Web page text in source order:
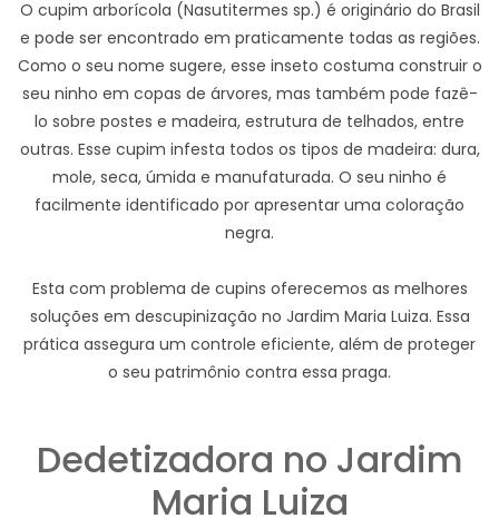
O cupim arborícola (Nasutitermes sp.) é originário do Brasil
e pode ser encontrado em praticamente todas as regiões.
Como o seu nome sugere, esse inseto costuma construir o
seu ninho em copas de árvores, mas também pode fazê-
lo sobre postes e madeira, estrutura de telhados, entre
outras. Esse cupim infesta todos os tipos de madeira: dura,
mole, seca, úmida e manufaturada. O seu ninho é
facilmente identificado por apresentar uma coloração
negra.
Esta com problema de cupins oferecemos as melhores
soluções em descupinização no Jardim Maria Luiza. Essa
prática assegura um controle eficiente, além de proteger
o seu patrimônio contra essa praga.
Dedetizadora no Jardim
Maria Luiza